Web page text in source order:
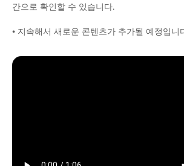
간으로 확인할 수 있습니다.
• 지속해서 새로운 콘텐츠가 추가될 예정입니